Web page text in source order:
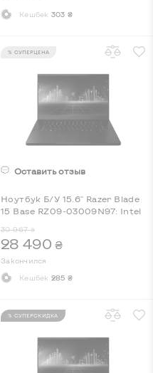
Кешбек 303 ₴
% СУПЕРЦЕНА
Оставить отзыв
Ноутбук Б/У 15.6" Razer Blade
15 Base RZ09-03009N97: Intel
GTX 1660 Ti, IPS, Full HD, Key
Light
30 967 ₴
28 490 ₴
Закончился
Кешбек 285 ₴
% СУПЕРСКИДКА